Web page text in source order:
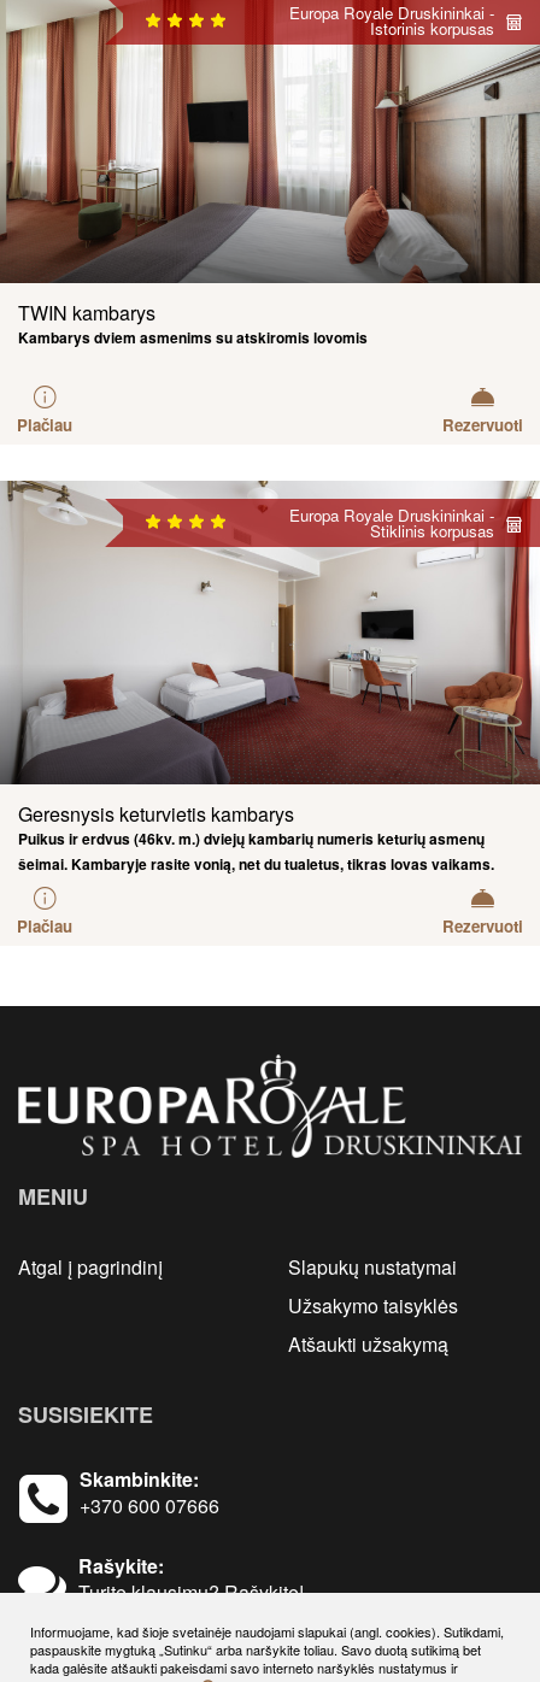
Europa Royale Druskininkai -
Istorinis korpusas
TWIN kambarys
Kambarys dviem asmenims su atskiromis lovomis
Plačiau Rezervuoti
Europa Royale Druskininkai -
Stiklinis korpusas
Geresnysis keturvietis kambarys
Puikus ir erdvus (46kv. m.) dviejų kambarių numeris keturių asmenų
šeimai. Kambaryje rasite vonią, net du tualetus, tikras lovas vaikams.
Prireikus galime pastatyti papildomą sulankstomą lovą arba maniežą.
Plačiau Rezervuoti
MENIU
Atgal į pagrindinį
Slapukų nustatymai
Užsakymo taisyklės
Atšaukti užsakymą
SUSISIEKITE
Skambinkite:
+370 600 07666
Rašykite:
Turite klausimų? Rašykite!
Informuojame, kad šioje svetainėje naudojami slapukai (angl. cookies). Sutikdami,
paspauskite mygtuką „Sutinku“ arba naršykite toliau. Savo duotą sutikimą bet
kada galėsite atšaukti pakeisdami savo interneto naršyklės nustatymus ir